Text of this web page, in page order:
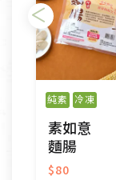
不適用七天鑑
以數位或電磁
之商品、以及
CD、VCD、
接受原片換新。
衣飾鞋類-如T
美容保養用
純素 冷凍
素如意
麵腸
$80